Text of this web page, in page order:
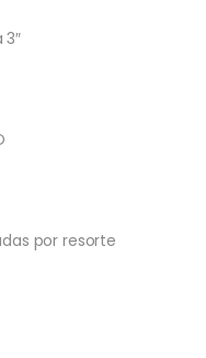
por resorte